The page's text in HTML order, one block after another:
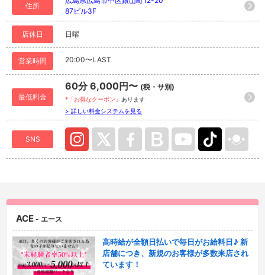
住所
87ビル3F
店休日 日曜
営業時間 20:00〜LAST
最低料金
60分 6,000円〜 (税・サ別)
*「お得なクーポン」 あります
> 詳しい料金システムを見る
SNS
ACE - エース
高時給が全額日払いで毎日がお給料日♪ 新
店舗につき、新規のお客様が多数来店され
ています！